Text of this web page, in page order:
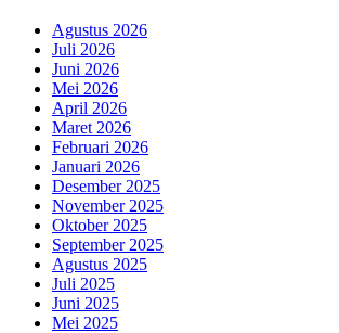
Agustus 2026
Juli 2026
Juni 2026
Mei 2026
April 2026
Maret 2026
Februari 2026
Januari 2026
Desember 2025
November 2025
Oktober 2025
September 2025
Agustus 2025
Juli 2025
Juni 2025
Mei 2025